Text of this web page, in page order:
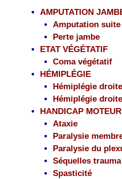
AMPUTATION
Amputation
Perte jambe
ETAT VÉGÉTATIF
Coma végétatif
HÉMIPLÉGIE
Hémiplégie droite
Hémiplégie
HANDICAP MOTEUR
Ataxie
Paralysie
Paralysie du
Séquelles
Spasticité